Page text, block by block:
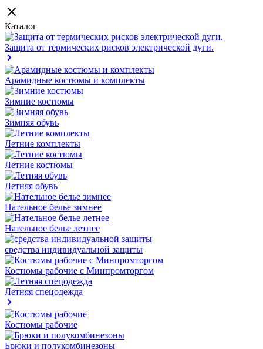
Каталог
Защита от термических рисков электрической дуги.
Арамидные костюмы и комплекты
Зимние костюмы
Зимняя обувь
Летние комплекты
Летние костюмы
Летняя обувь
Нательное белье зимнее
Нательное белье летнее
средства индивидуальной защиты
Костюмы рабочие с Минпромторгом
Летняя спецодежда
Костюмы рабочие
Брюки и полукомбинезоны